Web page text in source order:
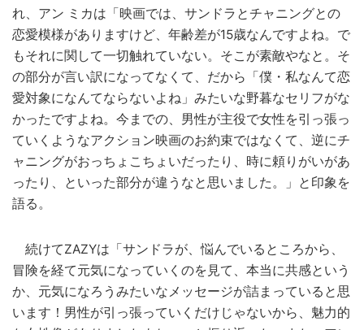
れ、アン ミカは「映画では、サンドラとチャニングとの
恋愛模様がありますけど、年齢差が15歳なんですよね。で
もそれに関して一切触れていない。そこが素敵やなと。そ
の部分が言い訳になってなくて、だから「僕・私なんて恋
愛対象になんてならないよね」みたいな野暮なセリフがな
かったですよね。今までの、男性が主役で女性を引っ張っ
ていくようなアクション映画のお約束ではなくて、逆にチ
ャニングがおっちょこちょいだったり、時に頼りがいがあ
ったり、といった部分が違うなと思いました。」と印象を
語る。
続けてZAZYは「サンドラが、悩んでいるところから、
冒険を経て元気になっていくのを見て、本当に共感という
か、元気になろうみたいなメッセージが詰まっていると思
います！男性が引っ張っていくだけじゃないから、魅力的